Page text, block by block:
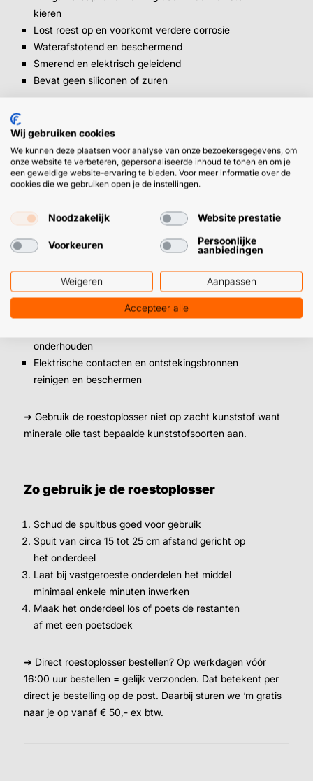
kieren
Lost roest op en voorkomt verdere corrosie
Waterafstotend en beschermend
Smerend en elektrisch geleidend
Bevat geen siliconen of zuren
Roestoplosser in spuitbus is erg populair in de bouw,
automotive en industrie, maar ook prima geschikt voor
dagelijks onderhoud. Denk daarbij aan de volgende
specifieke toepassingen:
Vastgeroeste schroeven, bouten en moeren
losmaken
smeren en beschermen
Gereedschap en tuingereedschap beschermen
onderhouden
Elektrische contacten en ontstekingsbronnen
reinigen en beschermen
➜ Gebruik de roestoplosser niet op zacht kunststof want
minerale olie tast bepaalde kunststofsoorten aan.
Zo gebruik je de roestoplosser
Schud de spuitbus goed voor gebruik
Spuit van circa 15 tot 25 cm afstand gericht op
het onderdeel
Laat bij vastgeroeste onderdelen het middel
minimaal enkele minuten inwerken
Maak het onderdeel los of poets de restanten
af met een poetsdoek
➜ Direct roestoplosser bestellen? Op werkdagen vóór
16:00 uur bestellen = gelijk verzonden. Dat betekent per
direct je bestelling op de post. Daarbij sturen we ‘m gratis
naar je op vanaf € 50,- ex btw.
Wij gebruiken cookies
We kunnen deze plaatsen voor analyse van onze bezoekersgegevens, om
onze website te verbeteren, gepersonaliseerde inhoud te tonen en om je
een geweldige website-ervaring te bieden. Voor meer informatie over de
cookies die we gebruiken open je de instellingen.
Noodzakelijk Website prestatie
Voorkeuren
Persoonlijke
aanbiedingen
Weigeren Aanpassen
Accepteer alle